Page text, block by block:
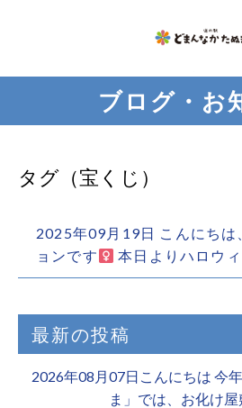
ブログ・お
タグ（宝くじ）
2025年09月19日 こんにちは
ョンです‍
本日よりハロウ
最新の投稿
2026年08月07日こんにちは 今
ま」では、お化け